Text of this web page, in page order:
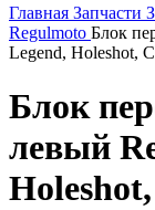
Главная Запчасти
Regulmoto Блок
Legend, Holeshot,
Блок
левый